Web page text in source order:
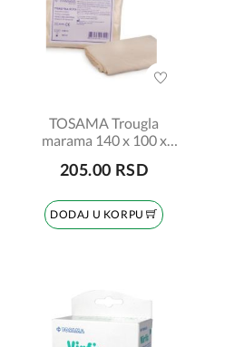
TOSAMA Trougla
marama 140 x 100 x
205.00 RSD
DODAJ U KORPU